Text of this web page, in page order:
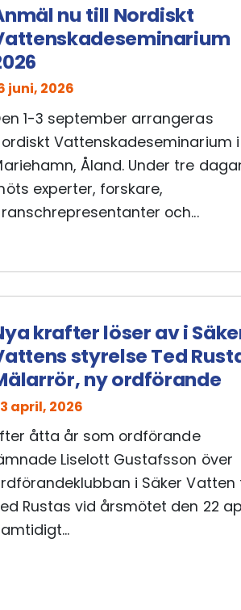
juni, 2026
nu till Nordiskt
1-3 september arrangeras
Vattenskadeseminarium i
Åland. Under tre
experter, forskare,
och...
april, 2026
krafter löser av i
styrelse Ted
ny ordförande
åtta år som ordförande
Liselott Gustafsson över
i Säker Vatten
Rustas vid årsmötet den 22